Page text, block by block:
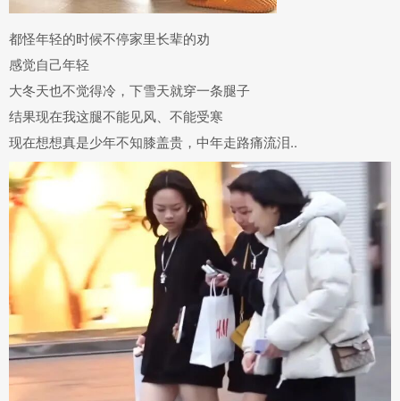
都怪年轻的时候不停家里长辈的劝
感觉自己年轻
大冬天也不觉得冷，下雪天就穿一条腿子
结果现在我这腿不能见风、不能受寒
现在想想真是少年不知膝盖贵，中年走路痛流泪..